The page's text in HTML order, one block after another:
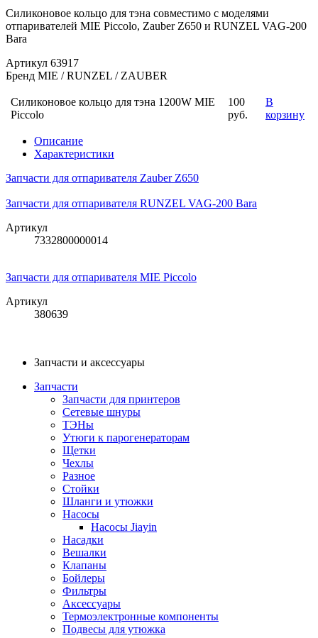
Силиконовое кольцо для тэна совместимо с моделями
отпаривателей MIE Piccolo, Zauber Z650 и RUNZEL VAG-200
Bara
Артикул 63917
Бренд MIE / RUNZEL / ZAUBER
Силиконовое кольцо для тэна 1200W MIE
Piccolo
100
руб.
В
корзину
Описание
Характеристики
Запчасти для отпаривателя Zauber Z650
Запчасти для отпаривателя RUNZEL VAG-200 Bara
Артикул
7332800000014
Запчасти для отпаривателя MIE Piccolo
Артикул
380639
Запчасти и аксессуары
Запчасти
Запчасти для принтеров
Сетевые шнуры
ТЭНы
Утюги к парогенераторам
Щетки
Чехлы
Разное
Стойки
Шланги и утюжки
Насосы
Насосы Jiayin
Насадки
Вешалки
Клапаны
Бойлеры
Фильтры
Аксессуары
Термоэлектронные компоненты
Подвесы для утюжка